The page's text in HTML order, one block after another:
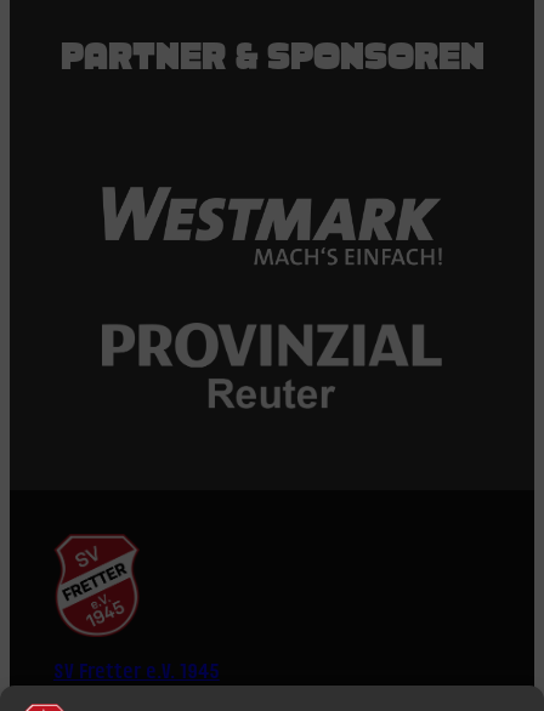
PARTNER & SPONSOREN
SV Fretter e.V. 1945